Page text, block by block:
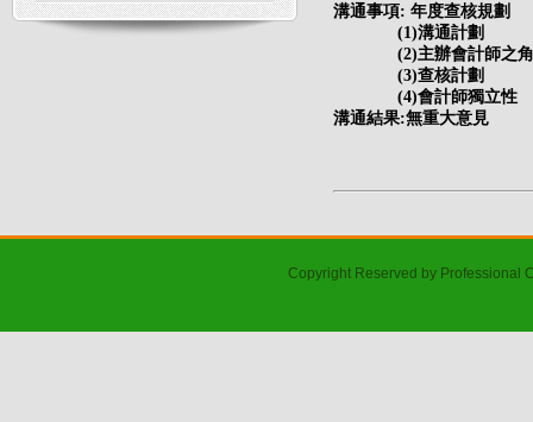
溝通事項: 年度查核規劃
(1)溝通計劃
(2)主辦會計師之
(3)查核計劃
(4)會計師獨立性
溝通結果:無重大意見
Copyright Reserved by Professional